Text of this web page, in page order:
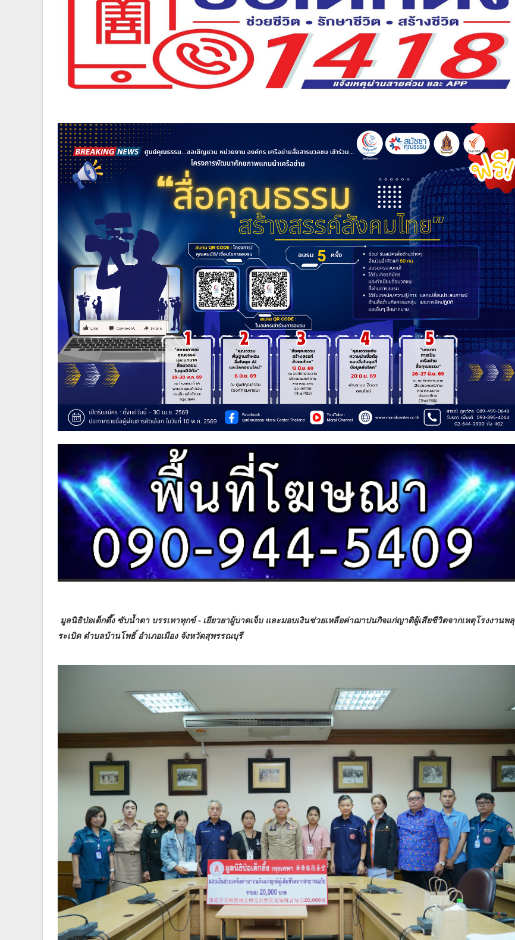
มูลนิธิป่อเต็กตึ๊ง ซับน้ำตา บรรเทาทุกข์ - เยียวยาผู้บาดเจ็บ และมอบเงินช่วยเหลือค่าฌาปนกิจแก่ญาติผู้เสียชีวิตจากเหตุโรงงานพลุ
ระเบิด ตำบลบ้านโพธิ์ อำเภอเมือง จังหวัดสุพรรณบุรี